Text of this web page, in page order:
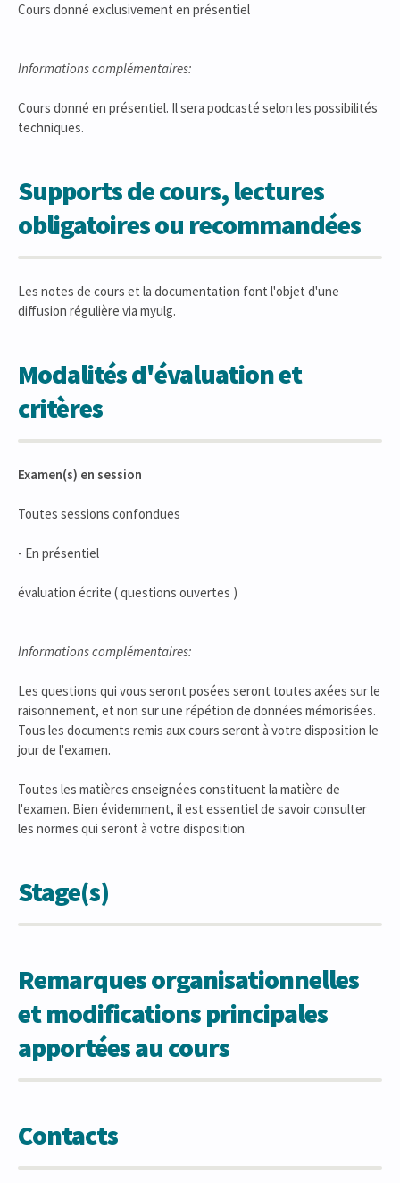
Cours donné exclusivement en présentiel
Informations complémentaires:
Cours donné en présentiel. Il sera podcasté selon les possibilités
techniques.
Supports de cours, lectures
obligatoires ou recommandées
Les notes de cours et la documentation font l'objet d'une
diffusion régulière via myulg.
Modalités d'évaluation et
critères
Examen(s) en session
Toutes sessions confondues
- En présentiel
évaluation écrite ( questions ouvertes )
Informations complémentaires:
Les questions qui vous seront posées seront toutes axées sur le
raisonnement, et non sur une répétion de données mémorisées.
Tous les documents remis aux cours seront à votre disposition le
jour de l'examen.
Toutes les matières enseignées constituent la matière de
l'examen. Bien évidemment, il est essentiel de savoir consulter
les normes qui seront à votre disposition.
Stage(s)
Remarques organisationnelles
et modifications principales
apportées au cours
Contacts